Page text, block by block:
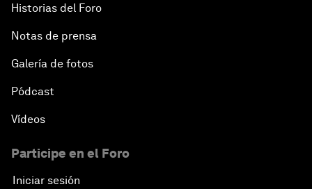
Historias del Foro
Notas de prensa
Galería de fotos
Pódcast
Vídeos
Participe en el Foro
Iniciar sesión